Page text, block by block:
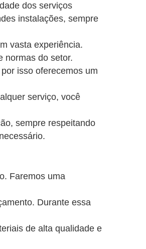
dos serviços
instalações, sempre
vasta experiência.
normas do setor.
isso oferecemos um
serviço, você
sempre respeitando
Faremos uma
Durante essa
de alta qualidade e